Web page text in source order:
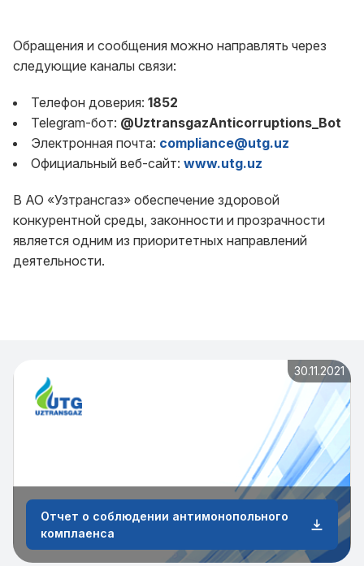
Обращения и сообщения можно направлять через
следующие каналы связи:
Телефон доверия: 1852
Telegram-бот: @UztransgazAnticorruptions_Bot
Электронная почта: compliance@utg.uz
Официальный веб-сайт: www.utg.uz
В АО «Узтрансгаз» обеспечение здоровой
конкурентной среды, законности и прозрачности
является одним из приоритетных направлений
деятельности.
30.11.2021
Отчет о соблюдении антимонопольного
комплаенса